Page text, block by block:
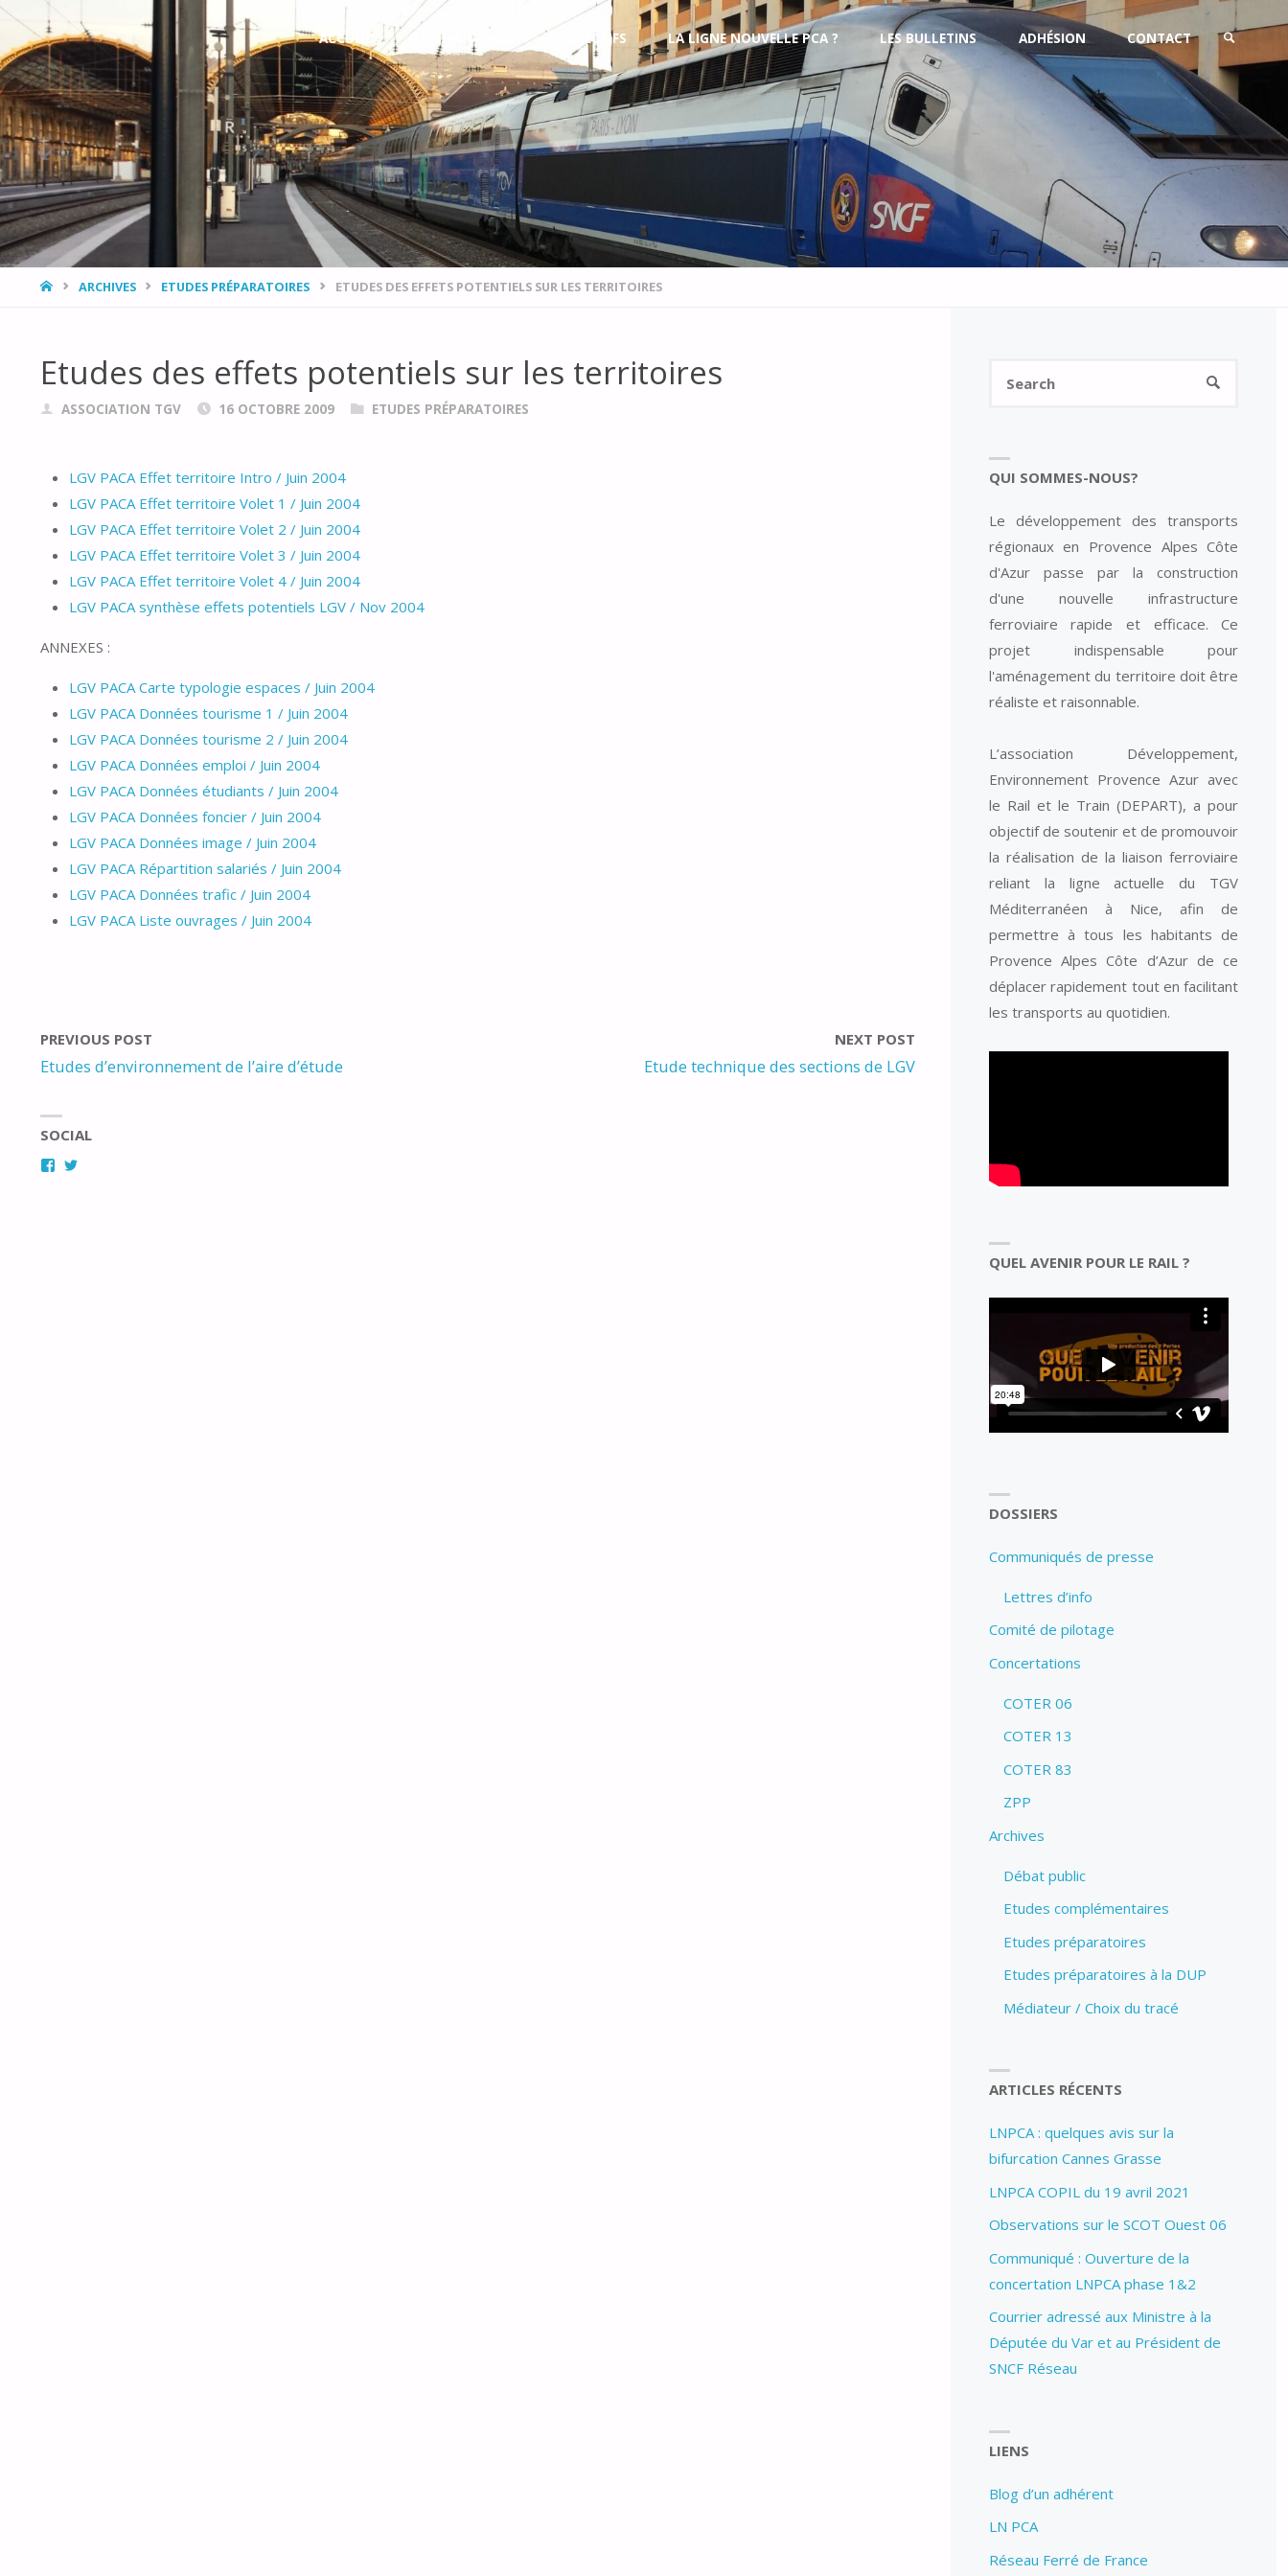
L’ASSOCIATION
DÉVELOPPEMENT,
ENVIRONNEMENT
PROVENCE AZUR
AVEC LE RAIL ET
LE TRAIN
(DEPART)
to
content
ACCUEIL L’ASSOCIATION OBJECTIFS LA LIGNE NOUVELLE PCA ? LES BULLETINS ADHÉSION CONTACT
SEARCH
HOMEARCHIVES ETUDES PRÉPARATOIRES ETUDES DES EFFETS POTENTIELS SUR LES TERRITOIRES
Etudes des effets potentiels sur les territoires
ASSOCIATION TGV 16 OCTOBRE 2009 ETUDES PRÉPARATOIRES
LGV PACA Effet territoire Intro / Juin 2004
LGV PACA Effet territoire Volet 1 / Juin 2004
LGV PACA Effet territoire Volet 2 / Juin 2004
LGV PACA Effet territoire Volet 3 / Juin 2004
LGV PACA Effet territoire Volet 4 / Juin 2004
LGV PACA synthèse effets potentiels LGV / Nov 2004
ANNEXES :
LGV PACA Carte typologie espaces / Juin 2004
LGV PACA Données tourisme 1 / Juin 2004
LGV PACA Données tourisme 2 / Juin 2004
LGV PACA Données emploi / Juin 2004
LGV PACA Données étudiants / Juin 2004
LGV PACA Données foncier / Juin 2004
LGV PACA Données image / Juin 2004
LGV PACA Répartition salariés / Juin 2004
LGV PACA Données trafic / Juin 2004
LGV PACA Liste ouvrages / Juin 2004
PREVIOUS POST
Etudes d’environnement de l’aire d’étude
NEXT POST
Etude technique des sections de LGV
SOCIAL
Facebook
Twitter
SEARCH
QUI SOMMES-NOUS?
Le développement des transports
régionaux en Provence Alpes Côte
d'Azur passe par la construction
d'une nouvelle infrastructure
ferroviaire rapide et efficace. Ce
projet indispensable pour
l'aménagement du territoire doit être
réaliste et raisonnable.
L’association Développement,
Environnement Provence Azur avec
le Rail et le Train (DEPART), a pour
objectif de soutenir et de promouvoir
la réalisation de la liaison ferroviaire
reliant la ligne actuelle du TGV
Méditerranéen à Nice, afin de
permettre à tous les habitants de
Provence Alpes Côte d’Azur de ce
déplacer rapidement tout en facilitant
les transports au quotidien.
QUEL AVENIR POUR LE RAIL ?
DOSSIERS
Communiqués de presse
Lettres d’info
Comité de pilotage
Concertations
COTER 06
COTER 13
COTER 83
ZPP
Archives
Débat public
Etudes complémentaires
Etudes préparatoires
Etudes préparatoires à la DUP
Médiateur / Choix du tracé
ARTICLES RÉCENTS
LNPCA : quelques avis sur la
bifurcation Cannes Grasse
LNPCA COPIL du 19 avril 2021
Observations sur le SCOT Ouest 06
Communiqué : Ouverture de la
concertation LNPCA phase 1&2
Courrier adressé aux Ministre à la
Députée du Var et au Président de
SNCF Réseau
LIENS
Blog d’un adhérent
LN PCA
Réseau Ferré de France